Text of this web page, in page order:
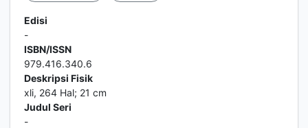
Edisi
-
ISBN/ISSN
979.416.340.6
Deskripsi Fisik
xli, 264 Hal; 21 cm
Judul Seri
-